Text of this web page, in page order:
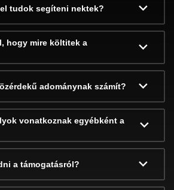
tudok segíteni nektek?
hogy mire költitek a
adománynak számít?
vonatkoznak egyébként a
a támogatásról?